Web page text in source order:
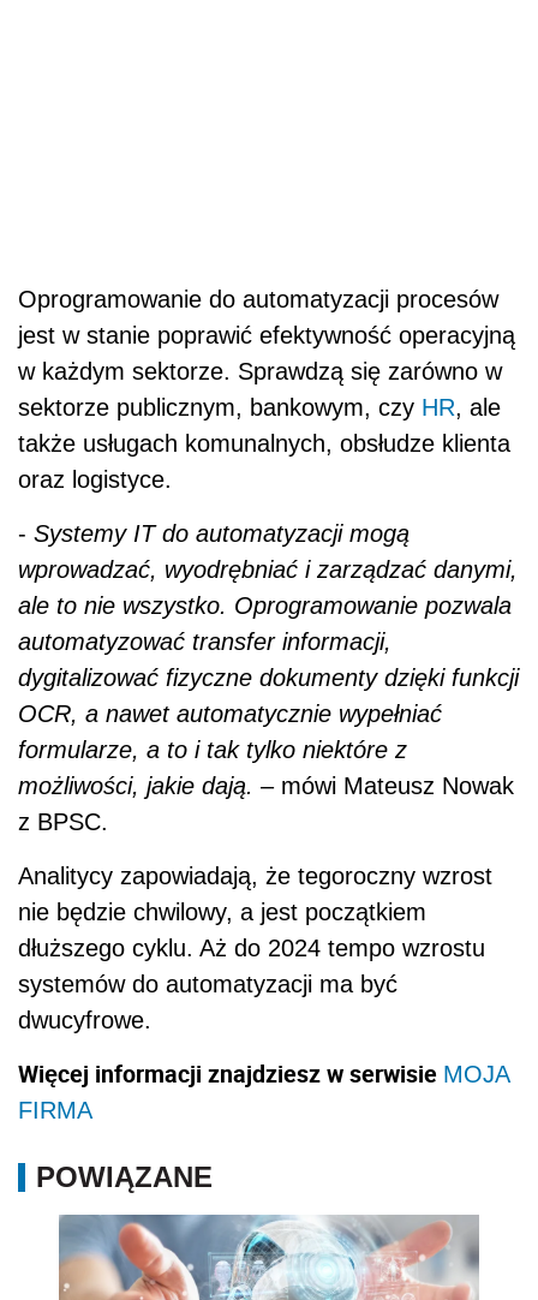
Oprogramowanie do automatyzacji procesów
jest w stanie poprawić efektywność operacyjną
w każdym sektorze. Sprawdzą się zarówno w
sektorze publicznym, bankowym, czy HR, ale
także usługach komunalnych, obsłudze klienta
oraz logistyce.
- Systemy IT do automatyzacji mogą
wprowadzać, wyodrębniać i zarządzać danymi,
ale to nie wszystko. Oprogramowanie pozwala
automatyzować transfer informacji,
dygitalizować fizyczne dokumenty dzięki funkcji
OCR, a nawet automatycznie wypełniać
formularze, a to i tak tylko niektóre z
możliwości, jakie dają. – mówi Mateusz Nowak
z BPSC.
Analitycy zapowiadają, że tegoroczny wzrost
nie będzie chwilowy, a jest początkiem
dłuższego cyklu. Aż do 2024 tempo wzrostu
systemów do automatyzacji ma być
dwucyfrowe.
Więcej informacji znajdziesz w serwisie MOJA
FIRMA
POWIĄZANE